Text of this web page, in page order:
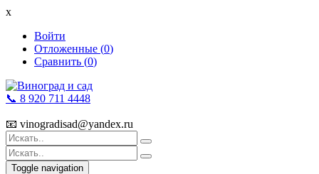
x
Войти
Отложенные (0)
Сравнить (0)
📞 8 920 711 4448
📧 vinogradisad@yandex.ru
Toggle navigation